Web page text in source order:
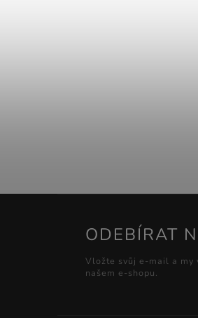
ODEBÍRAT
Vložte svůj e-mail a my
našem e-shopu.